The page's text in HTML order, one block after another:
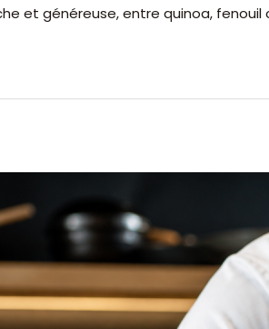
et généreuse, entre quinoa,